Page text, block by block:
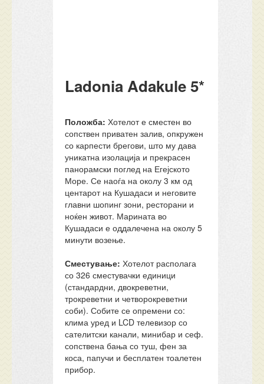
Ladonia Adakule 5*
Положба: Хотелот е сместен во
сопствен приватен залив, опкружен
со карпести брегови, што му дава
уникатна изолација и прекрасен
панорамски поглед на Егејското
Море. Се наоѓа на околу 3 км од
центарот на Кушадаси и неговите
главни шопинг зони, ресторани и
ноќен живот. Марината во
Кушадаси е оддалечена на околу 5
минути возење.
Сместување: Хотелот располага
со 326 сместувачки единици
(стандардни, двокреветни,
трокреветни и четворокреветни
соби). Собите се опремени со:
клима уред и LCD телевизор со
сателитски канали, минибар и сеф.
сопствена бања со туш, фен за
коса, папучи и бесплатен тоалетен
прибор.